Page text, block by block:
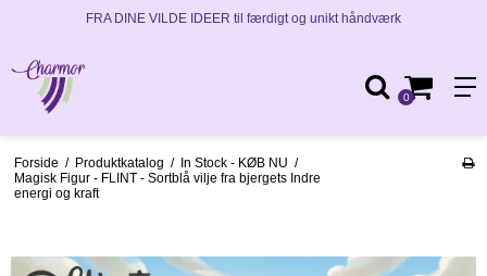
FRA DINE VILDE IDEER til færdigt og unikt håndværk
0
Forside / Produktkatalog / In Stock - KØB NU /
Magisk Figur - FLINT - Sortblå vilje fra bjergets Indre
energi og kraft